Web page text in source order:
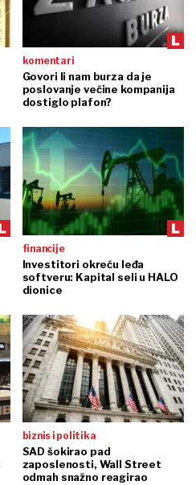
komentari
Govori li nam burza da je
poslovanje većine kompanija
dostiglo plafon?
financije
Investitori okreću leđa
softveru: Kapital seli u HALO
dionice
biznis i politika
SAD šokirao pad
zaposlenosti, Wall Street
odmah snažno reagirao